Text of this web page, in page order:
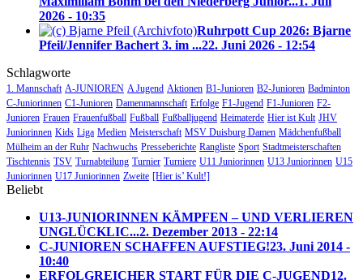
2026 - 10:35
Ruhrpott Cup 2026: Bjarne
Pfeil/Jennifer Bachert 3. im ...22. Juni 2026 - 12:54
Schlagworte
1. Mannschaft A-JUNIOREN A Jugend Aktionen B1-Junioren B2-Junioren Badminton
C-Juniorinnen C1-Junioren Damenmannschaft Erfolge F1-Jugend F1-Junioren F2-
Junioren Frauen Frauenfußball Fußball Fußballjugend Heimaterde Hier ist Kult JHV
Juniorinnen Kids Liga Medien Meisterschaft MSV Duisburg Damen Mädchenfußball
Mülheim an der Ruhr Nachwuchs Presseberichte Rangliste Sport Stadtmeisterschaften
Tischtennis TSV Turnabteilung Turnier Turniere U11 Juniorinnen U13 Juniorinnen U15
Juniorinnen U17 Juniorinnen Zweite [Hier is’ Kult!]
Beliebt
U13-JUNIORINNEN KÄMPFEN – UND VERLIEREN
UNGLÜCKLIC...2. Dezember 2013 - 22:14
C-JUNIOREN SCHAFFEN AUFSTIEG!23. Juni 2014 -
10:40
ERFOLGREICHER START FÜR DIE C-JUGEND12.